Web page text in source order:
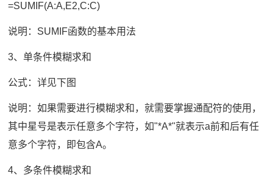
=SUMIF(A:A,E2,C:C)
说明：SUMIF函数的基本用法
3、单条件模糊求和
公式：详见下图
说明：如果需要进行模糊求和，就需要掌握通配符的使用，
其中星号是表示任意多个字符，如"*A*"就表示a前和后有任
意多个字符，即包含A。
4、多条件模糊求和